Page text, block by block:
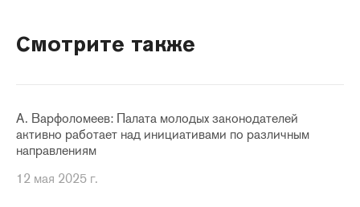
Смотрите также
А. Варфоломеев: Палата молодых законодателей
активно работает над инициативами по различным
направлениям
12 мая 2025 г.